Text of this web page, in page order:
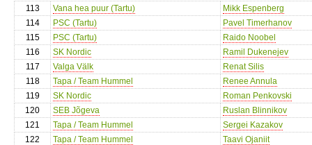
113 Vana hea puur (Tartu)
Mikk Espenberg
114
PSC (Tartu)
Pavel Timerhanov
115
PSC (Tartu)
Raido Noobel
116
SK Nordic
Ramil Dukenejev
117
Valga Välk
Renat Silis
118
Tapa / Team Hummel
Renee Annula
119
SK Nordic
Roman Penkovski
120
SEB Jõgeva
Ruslan Blinnikov
121
Tapa / Team Hummel
Sergei Kazakov
122
Tapa / Team Hummel
Taavi Ojaniit